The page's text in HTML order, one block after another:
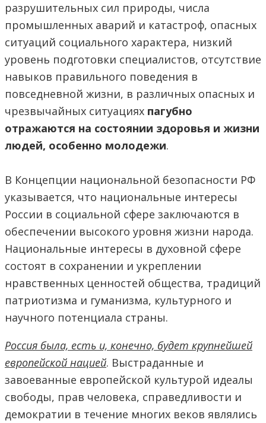
разрушительных сил природы, числа
промышленных аварий и катастроф, опасных
ситуаций социального характера, низкий
уровень подготовки специалистов, отсутствие
навыков правильного поведения в
повседневной жизни, в различных опасных и
чрезвычайных ситуациях пагубно
отражаются на состоянии здоровья и жизни
людей, особенно молодежи.
В Концепции национальной безопасности РФ
указывается, что национальные интересы
России в социальной сфере заключаются в
обеспечении высокого уровня жизни народа.
Национальные интересы в духовной сфере
состоят в сохранении и укреплении
нравственных ценностей общества, традиций
патриотизма и гуманизма, культурного и
научного потенциала страны.
Россия была, есть и, конечно, будет крупнейшей
европейской нацией. Выстраданные и
завоеванные европейской культурой идеалы
свободы, прав человека, справедливости и
демократии в течение многих веков являлись